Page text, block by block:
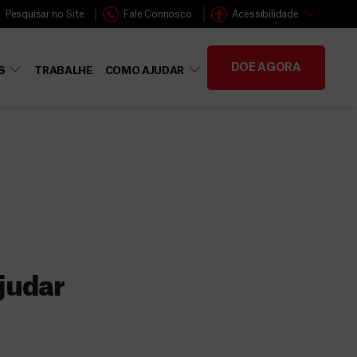
Pesquisar no Site Fale Connosco Acessibilidade
TRABALHE COMO AJUDAR DOE AGORA